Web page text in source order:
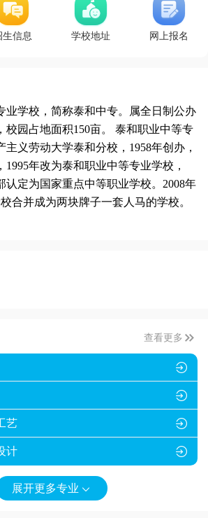
生信息 学校地址 网上报名
业学校，简称泰和中专。属全日制公办
校园占地面积150亩。 泰和职业中等专
主义劳动大学泰和分校，1958年创办，
1995年改为泰和职业中等专业学校，
认定为国家重点中等职业学校。2008年
合并成为两块牌子一套人马的学校。
查看更多



艺

计
展开更多专业 